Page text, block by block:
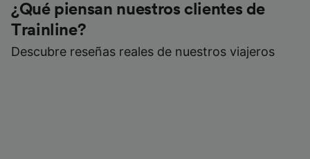
¿Qué piensan nuestros clientes de
Trainline?
Descubre reseñas reales de nuestros viajeros